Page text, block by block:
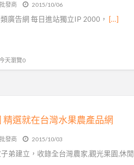
發商 2015/10/06
廣告網 每日進站獨立IP 2000， […]
天瀏覽0
精選就在台灣水果農產品網
發商 2015/10/03
弟建立，收錄全台灣農家,觀光果園,休閒